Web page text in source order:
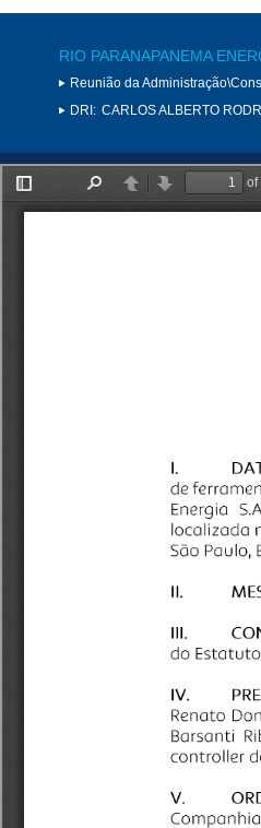
RIO PARANAPANEMA
Reunião da
DRI: CARLOS ALBERTO